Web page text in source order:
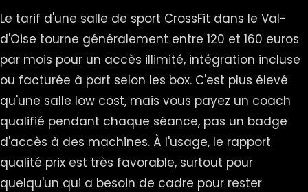
Le tarif d'une salle de sport CrossFit dans le Val-
d'Oise tourne généralement entre 120 et 160 euros
par mois pour un accès illimité, intégration incluse
ou facturée à part selon les box. C'est plus élevé
qu'une salle low cost, mais vous payez un coach
qualifié pendant chaque séance, pas un badge
d'accès à des machines. À l'usage, le rapport
qualité prix est très favorable, surtout pour
quelqu'un qui a besoin de cadre pour rester